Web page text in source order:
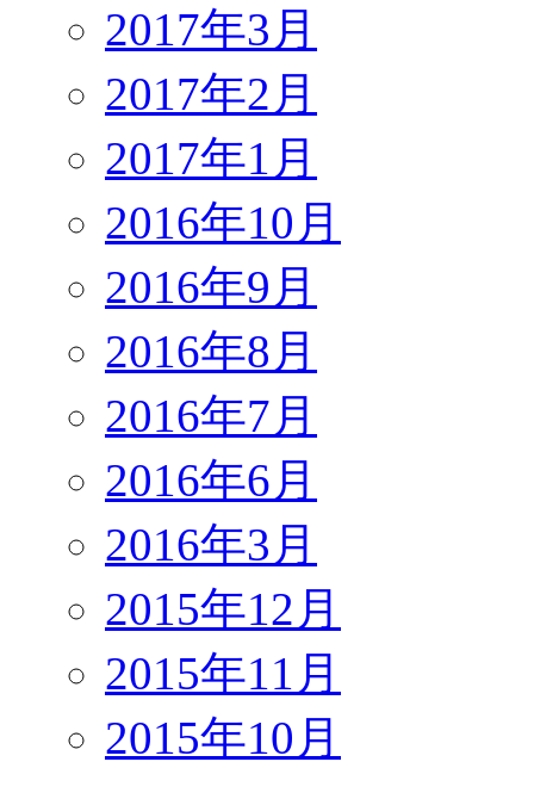
2017年3月
2017年2月
2017年1月
2016年10月
2016年9月
2016年8月
2016年7月
2016年6月
2016年3月
2015年12月
2015年11月
2015年10月